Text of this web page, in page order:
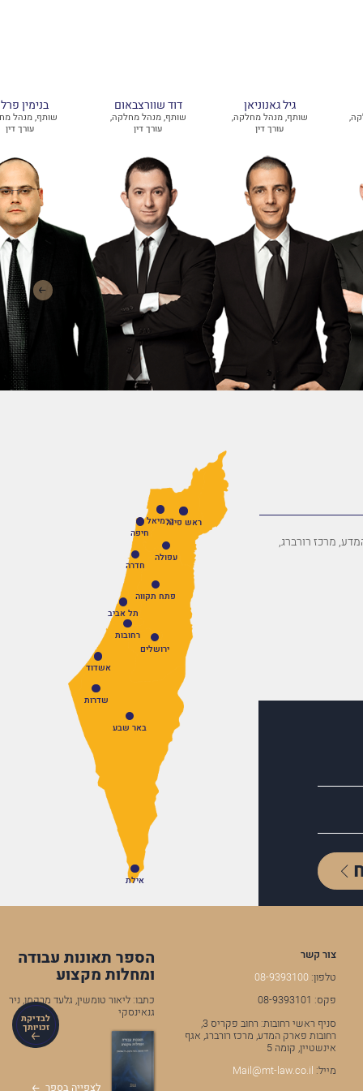
גיל גאנוניאן
שותף, מנהל מחלקה,
עורך דין
דוד שוורצבאום
שותף, מנהל מחלקה,
עורך דין
בנימין
שותף, מנהל
עורך דין
לבדיקת
זכויותך
המדע, מרכז רורברג,
רחובות
תל אביב
חיפה
ירושלים
פתח תקווה
חדרה
אילת
באר שבע
אשדוד
שדרות
עפולה
ראש פינהכרמיאל
צור קשר
טלפון: 08-9393100
פקס: 08-9393101
סניף ראשי רחובות: רחוב פקריס 3,
רחובות פארק המדע, מרכז רורברג, אגף
אינשטיין, קומה 5
מייל: Mail@mt-law.co.il
הספר תאונות עבודה
ומחלות מקצוע
כתבו: ליאור טומשין, גלעד מרקמן, ניר
גנאינסקי
לצפייה בספר